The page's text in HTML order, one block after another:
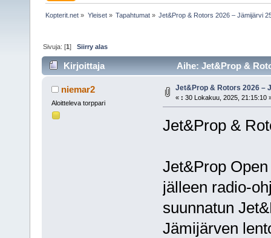
Kopterit.net » Yleiset» Tapahtumat» Jet&Prop & Rotors 2026 – Jämijärvi
Sivuja: [1]Siirry alas
Kirjoittaja Aihe: Jet&Prop &
niemar2
Aloitteleva torppari
Jet&Prop & Rotors 2026 –
« : 30 Lokakuu, 2025, 21:15:10
Jet&Prop &
Jet&Prop
jälleen radio-
suunnatun
Jämijärven